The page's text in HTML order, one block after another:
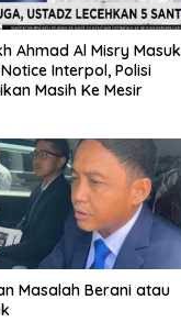
Ahmad Al Misry Masuk
Interpol, Polisi
Masih Ke Mesir
Masalah Berani atau